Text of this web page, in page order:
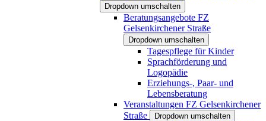
Dropdown umschalten
Beratungsangebote FZ
Gelsenkirchener Straße
Dropdown umschalten
Tagespflege für Kinder
Sprachförderung und
Logopädie
Erziehungs-, Paar- und
Lebensberatung
Veranstaltungen FZ Gelsenkirchener
Straße
Dropdown umschalten